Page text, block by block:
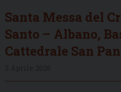
Santa Messa del
Santo – Albano,
Cattedrale San